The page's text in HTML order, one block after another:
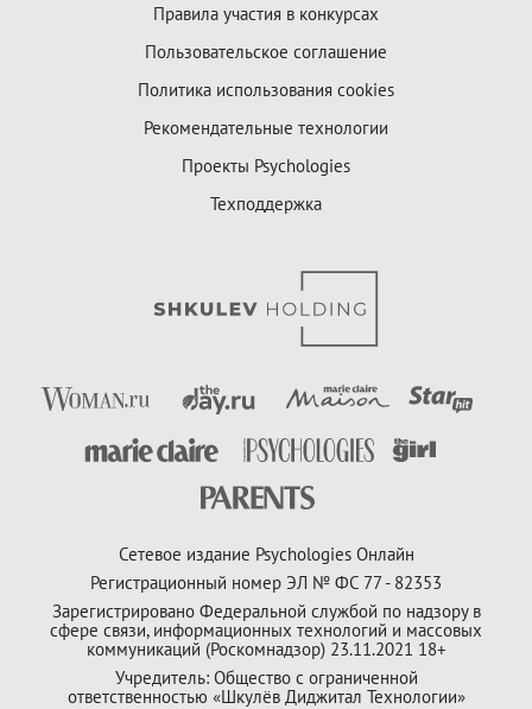
Правила участия в конкурсах
Пользовательское соглашение
Политика использования cookies
Рекомендательные технологии
Проекты Psychologies
Техподдержка
Сетевое издание Psychologies Онлайн
Регистрационный номер ЭЛ № ФС 77 - 82353
Зарегистрировано Федеральной службой по надзору в
сфере связи, информационных технологий и массовых
коммуникаций (Роскомнадзор) 23.11.2021 18+
Учредитель: Общество с ограниченной
ответственностью «Шкулёв Диджитал Технологии»